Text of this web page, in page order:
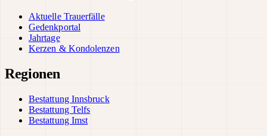
Aktuelle Trauerfälle
Gedenkportal
Jahrtage
Kerzen & Kondolenzen
Regionen
Bestattung Innsbruck
Bestattung Telfs
Bestattung Imst